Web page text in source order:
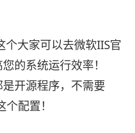
大家可以去微软IIS官
的系统运行效率！
开源程序，不需要
配置！